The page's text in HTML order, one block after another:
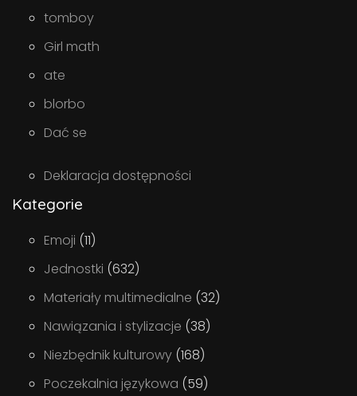
tomboy
Girl math
ate
blorbo
Dać se
Deklaracja dostępności
Kategorie
Emoji (11)
Jednostki (632)
Materiały multimedialne (32)
Nawiązania i stylizacje (38)
Niezbędnik kulturowy (168)
Poczekalnia językowa (59)